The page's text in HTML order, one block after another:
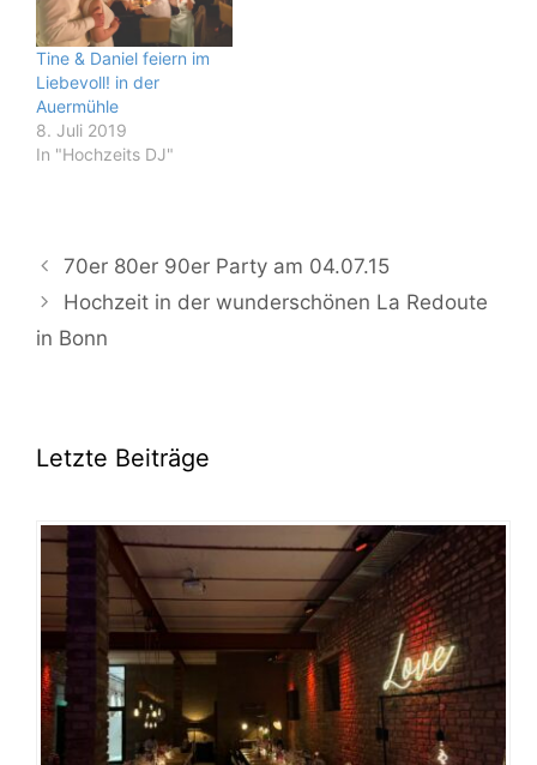
Tine & Daniel feiern im
Liebevoll! in der
Auermühle
8. Juli 2019
In "Hochzeits DJ"
70er 80er 90er Party am 04.07.15
Hochzeit in der wunderschönen La Redoute
in Bonn
Letzte Beiträge